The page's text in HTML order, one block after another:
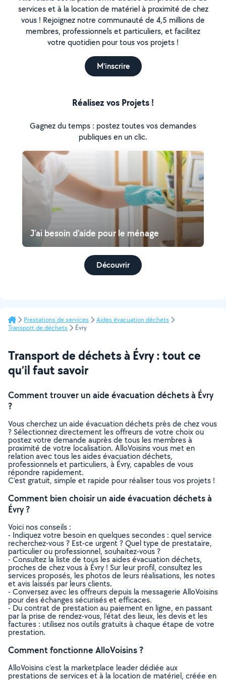
services et à la location de matériel à proximité de chez
vous ! Rejoignez notre communauté de 4,5 millions de
membres, professionnels et particuliers, et facilitez
votre quotidien pour tous vos projets !
M'inscrire
Réalisez vos Projets !
Gagnez du temps : postez toutes vos demandes
publiques en un clic.
J'ai besoin d'aide pour le ménage
Découvrir
Prestations de services
Aides évacuation déchets
Transport de déchets
Évry
Transport de déchets à Évry : tout ce
qu’il faut savoir
Comment trouver un aide évacuation déchets à Évry
?
Vous cherchez un aide évacuation déchets près de chez vous
? Sélectionnez directement les offreurs de votre choix ou
postez votre demande auprès de tous les membres à
proximité de votre localisation. AlloVoisins vous met en
relation avec tous les aides évacuation déchets,
professionnels et particuliers, à Évry, capables de vous
répondre rapidement.
C’est gratuit, simple et rapide pour réaliser tous vos projets !
Comment bien choisir un aide évacuation déchets à
Évry ?
Voici nos conseils :
- Indiquez votre besoin en quelques secondes : quel service
recherchez-vous ? Est-ce urgent ? Quel type de prestataire,
particulier ou professionnel, souhaitez-vous ?
- Consultez la liste de tous les aides évacuation déchets,
proches de chez vous à Évry ! Sur leur profil, consultez les
services proposés, les photos de leurs réalisations, les notes
et avis laissés par leurs clients.
- Conversez avec les offreurs depuis la messagerie AlloVoisins
pour des échanges sécurisés et efficaces.
- Du contrat de prestation au paiement en ligne, en passant
par la prise de rendez-vous, l’état des lieux, les devis et les
factures : utilisez nos outils gratuits à chaque étape de votre
prestation.
Comment fonctionne AlloVoisins ?
AlloVoisins c’est la marketplace leader dédiée aux
prestations de services et à la location de matériel, créée en